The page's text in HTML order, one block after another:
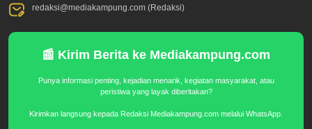
redaksi@mediakampung.com (Redaksi)
📰 Kirim Berita ke Mediakampung.com
Punya informasi penting, kejadian menarik, kegiatan masyarakat, atau
peristiwa yang layak diberitakan?
Kirimkan langsung kepada Redaksi Mediakampung.com melalui WhatsApp.